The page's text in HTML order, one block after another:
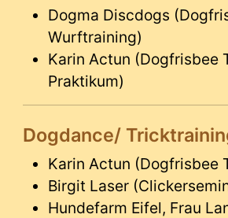
Dogma Discdogs
Wurftraining)
Karin Actun (Dogfrisbee
Praktikum)
Dogdance/
Karin Actun (Dogfrisbee
Birgit Laser
Hundefarm Eifel, Frau